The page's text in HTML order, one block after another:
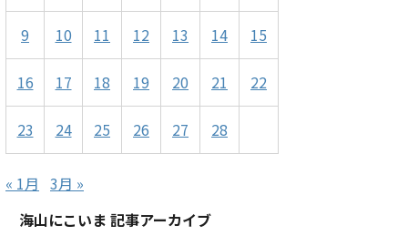
9 10 11 12 13 14 15
16 17 18 19 20 21 22
23 24 25 26 27 28
« 1月 3月 »
海山にこいま 記事アーカイブ